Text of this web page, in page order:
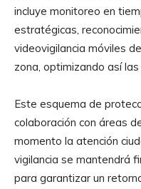
incluye monitoreo en
estratégicas,
videovigilancia móviles
zona, optimizando así
Este esquema de
colaboración con áreas
momento la atención
vigilancia se mantendrá
para garantizar un